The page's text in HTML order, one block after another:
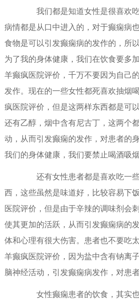
我们都是知道女性是很喜欢吃
病情都是从口中进入的，对于癫痫病
食物是可以引发癫痫病的发作的，所
为了我的身体健康，我们在饮食要多
羊癫疯医院评价，千万不要因为自己
发作。现在的一些女性都死喜欢抽烟
疯医院评价，但是这两样东西都是可
还有乙醇，烟中含有尼古丁，这两个
动，从而引发癫痫的发作，对患者的
我们的身体健康，我们要禁止喝酒吸烟
还有女性患者都是喜欢吃一些
西，这些虽然是味道好，比较容易下
医院评价，但是由于辛辣的调味剂会
使其更加的活跃，从而引发癫痫病的
体和心理有很大伤害。患者也不要吃
羊癫疯医院评价，因为盐中含有钠离
脑神经活动，引发癫痫病发作，对患
女性癫痫患者的饮食，其实也